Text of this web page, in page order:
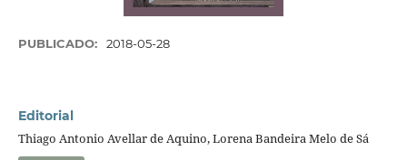
PUBLICADO: 2018-05-28
Editorial
Thiago Antonio Avellar de Aquino, Lorena Bandeira Melo de Sá